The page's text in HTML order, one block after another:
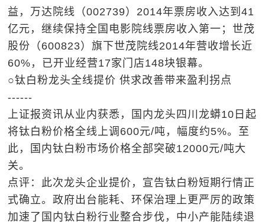
益，万达院线（002739）2014年票房收入达到41
亿元，继续保持全国电影院线票房收入第一；世茂
股份（600823）旗下世茂院线2014年营收增长近
60%，已开业经营17家门店148块银幕。
○钛白粉龙头全线提价 供求改善带来盈利拐点
------
上证报资讯从业内获悉，国内龙头四川龙蟒10日起
将钛白粉价格全线上调600元/吨，幅度约5%。至
此，国内钛白粉市场价格全部突破12000元/吨大
关。
点评：此次龙头企业提价，宣告钛白粉短期行情正
式确立。政府出台能耗、环保治理上更严厉的政策
加速了国内钛白粉行业整合步伐，中小产能陆续退